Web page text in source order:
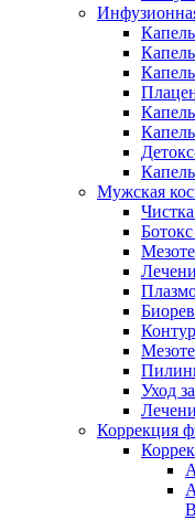
Мужская
Уход
Коррекция